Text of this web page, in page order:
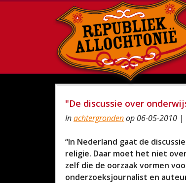
"De discussie over
Inachtergrondenop 06-05-2010 |
“In Nederland gaat de
religie. Daar moet het niet
zelf die de oorzaak vormen
onderzoeksjournalist en